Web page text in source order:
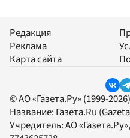
Редакция
Реклама
Карта сайта
© АО «Газета.Ру» (1999-
Название: Газета.Ru
Учредитель:АО «Газета.Ру»